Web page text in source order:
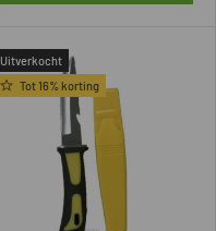
Uitverkocht
Tot 16% korting